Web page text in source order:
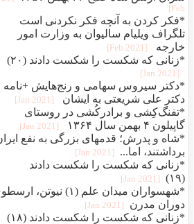
Feb]
*فکر کردن به آنچه فکر نکردنی است
تلگراف ویلیام سالیوان به وزارت امور
خارجه
[2021 Feb]
*زنانی که شکست را شکست دادند (۲۰)
[2021 Jan]
*دکتر سیروس سهامی و رنج‌هایش +نامه
دکتر علی شریعتی به ایشان
[2021 Jan]
*تفنگ‌کِشی و برادرکُشی در روستای
گاپیلون ۴ بهمن سال ۱۳۶۴
[2021 Jan]
*شاه و پدرش؛ قدمهای بزرگی به نفع
برداشتند، اما...
[2021 Jan]
*زنانی که شکست را شکست دادند
(۱۹)
[2021 Jan]
*شهسواران میدان علم (۱) نیوتن،
دوران مدرن
[2021 Jan]
*زنانی که شکست را شکست دادند (۱۸)